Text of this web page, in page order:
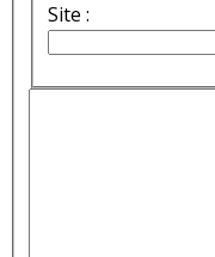
Site :